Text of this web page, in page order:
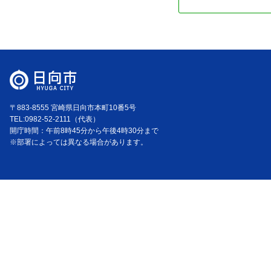
〒883-8555 宮崎県日向市本町10番5号
TEL:0982-52-2111（代表）
開庁時間：午前8時45分から午後4時30分まで
※部署によっては異なる場合があります。